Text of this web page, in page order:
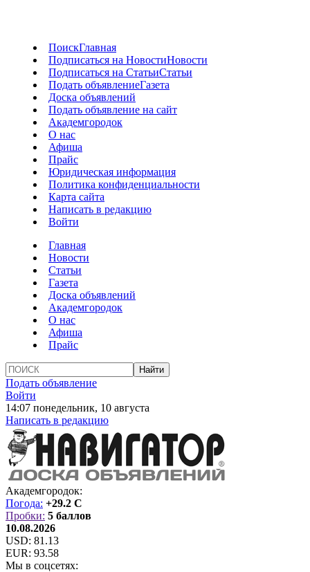
ПоискГлавная
Подписаться на НовостиНовости
Подписаться на СтатьиСтатьи
Подать объявлениеГазета
Доска объявлений
Подать объявление на сайт
Академгородок
О нас
Афиша
Прайс
Юридическая информация
Политика конфиденциальности
Карта сайта
Написать в редакцию
Войти
Главная
Новости
Статьи
Газета
Доска объявлений
Академгородок
О нас
Афиша
Прайс
Подать объявление
Войти
14:07 понедельник, 10 августа
Написать в редакцию
Академгородок:
Погода: +29.2 C
Пробки: 5 баллов
10.08.2026
USD: 81.13
EUR: 93.58
Мы в соцсетях: